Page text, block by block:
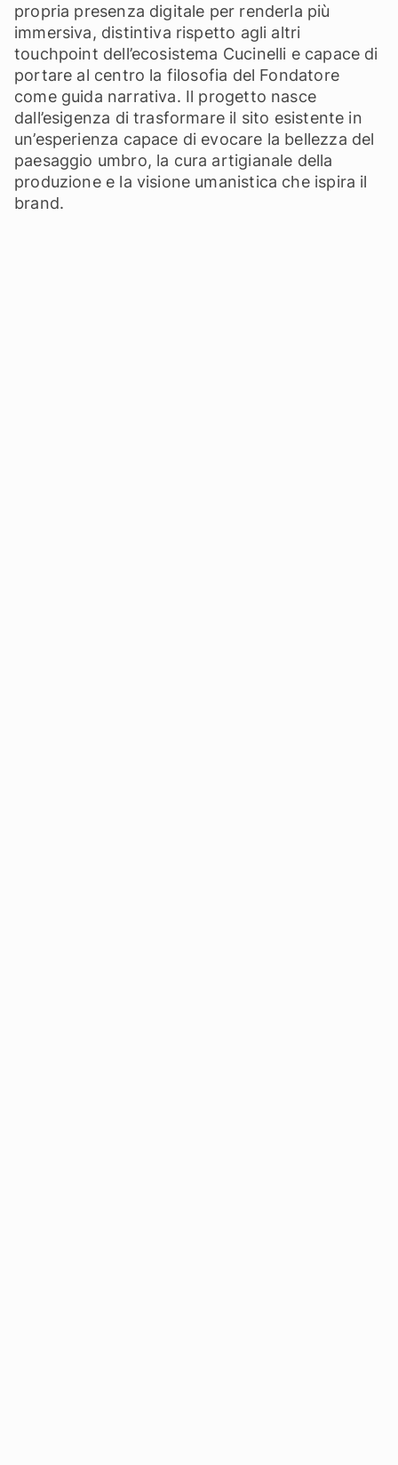
propria presenza digitale per renderla più
immersiva, distintiva rispetto agli altri
touchpoint dell’ecosistema Cucinelli e capace di
portare al centro la filosofia del Fondatore
come guida narrativa. Il progetto nasce
dall’esigenza di trasformare il sito esistente in
un’esperienza capace di evocare la bellezza del
paesaggio umbro, la cura artigianale della
produzione e la visione umanistica che ispira il
brand.